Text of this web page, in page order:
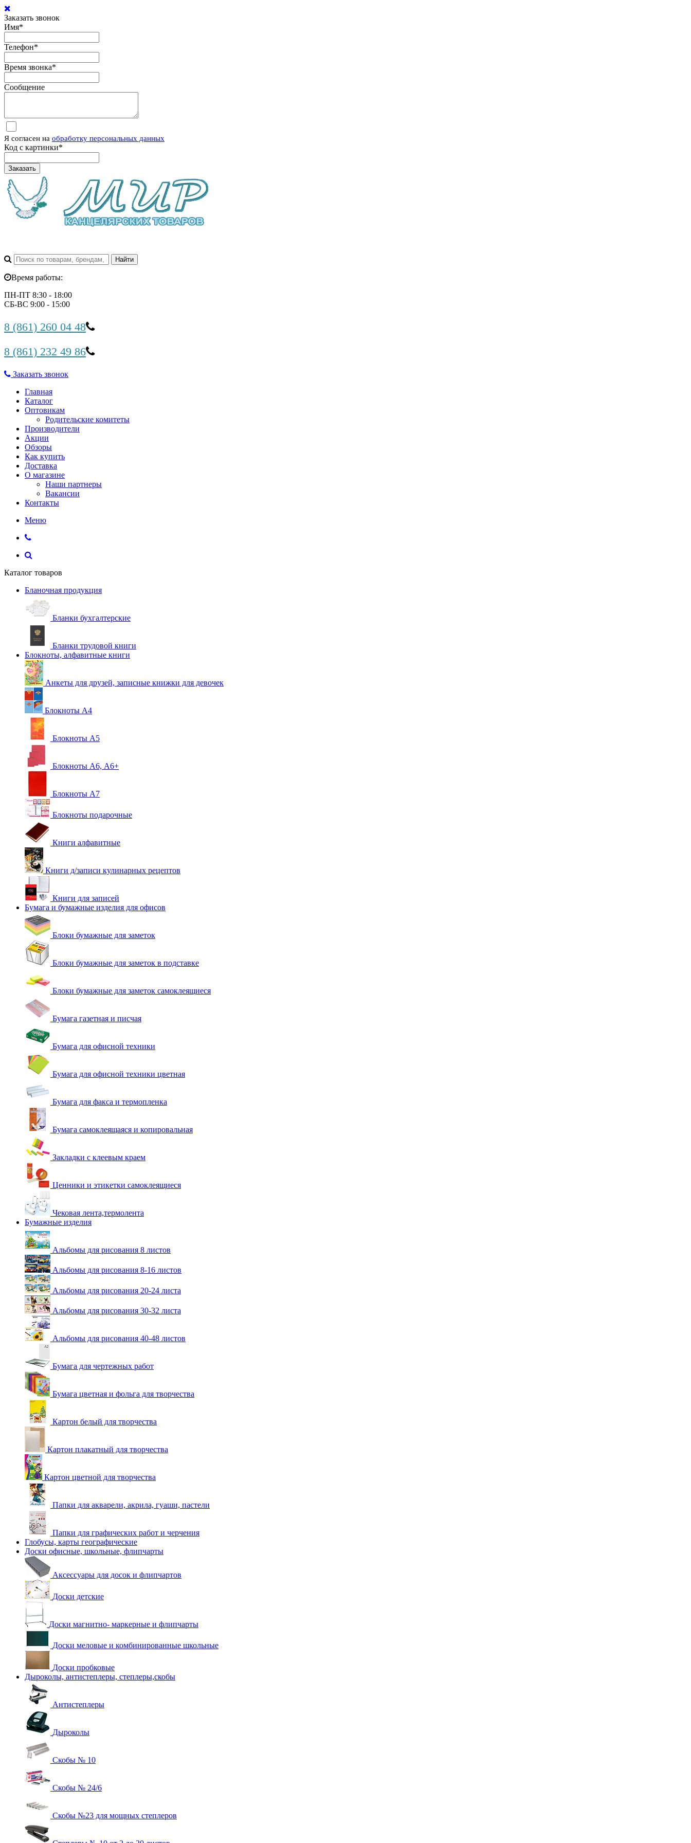
Заказать звонок
Имя*
Телефон*
Время звонка*
Сообщение
Я согласен на обработку персональных данных
Код с картинки*
Заказать
Время работы:
ПН-ПТ 8:30 - 18:00
СБ-ВС 9:00 - 15:00
8 (861) 260 04 48
8 (861) 232 49 86
Заказать звонок
Главная
Каталог
Оптовикам
Родительские комитеты
Производители
Акции
Обзоры
Как купить
Доставка
О магазине
Наши партнеры
Вакансии
Контакты
Меню
Каталог товаров
Бланочная продукция
Бланки бухгалтерские
Бланки трудовой книги
Блокноты, алфавитные книги
Анкеты для друзей, записные книжки для девочек
Блокноты А4
Блокноты А5
Блокноты А6, А6+
Блокноты А7
Блокноты подарочные
Книги алфавитные
Книги д/записи кулинарных рецептов
Книги для записей
Бумага и бумажные изделия для офисов
Блоки бумажные для заметок
Блоки бумажные для заметок в подставке
Блоки бумажные для заметок самоклеящиеся
Бумага газетная и писчая
Бумага для офисной техники
Бумага для офисной техники цветная
Бумага для факса и термопленка
Бумага самоклеящаяся и копировальная
Закладки с клеевым краем
Ценники и этикетки самоклеящиеся
Чековая лента,термолента
Бумажные изделия
Альбомы для рисования 8 листов
Альбомы для рисования 8-16 листов
Альбомы для рисования 20-24 листа
Альбомы для рисования 30-32 листа
Альбомы для рисования 40-48 листов
Бумага для чертежных работ
Бумага цветная и фольга для творчества
Картон белый для творчества
Картон плакатный для творчества
Картон цветной для творчества
Папки для акварели, акрила, гуаши, пастели
Папки для графических работ и черчения
Глобусы, карты географические
Доски офисные, школьные, флипчарты
Аксессуары для досок и флипчартов
Доски детские
Доски магнитно- маркерные и флипчарты
Доски меловые и комбинированные школьные
Доски пробковые
Дыроколы, антистеплеры, степлеры,скобы
Антистеплеры
Дыроколы
Скобы № 10
Скобы № 24/6
Скобы №23 для мощных степлеров